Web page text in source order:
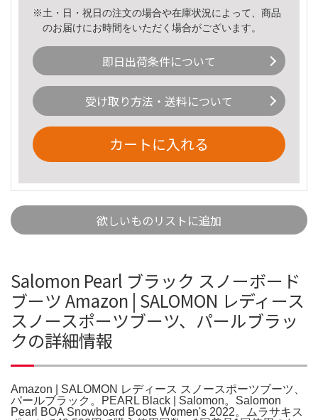
※土・日・祝日の注文の場合や在庫状況によって、商品
のお届けにお時間をいただく場合がございます。
即日出荷条件について
受け取り方法・送料について
カートに入れる
欲しいものリストに追加
Salomon Pearl ブラック スノーボード
ブーツ Amazon | SALOMON レディース
スノースポーツブーツ、パールブラッ
クの詳細情報
Amazon | SALOMON レディース スノースポーツブーツ、
パールブラック。PEARL Black | Salomon。Salomon
Pearl BOA Snowboard Boots Women's 2022。ムラサキス